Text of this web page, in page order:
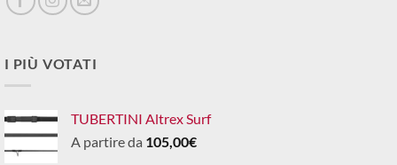
I PIÙ VOTATI
TUBERTINI Altrex Surf
A partire da 105,00€